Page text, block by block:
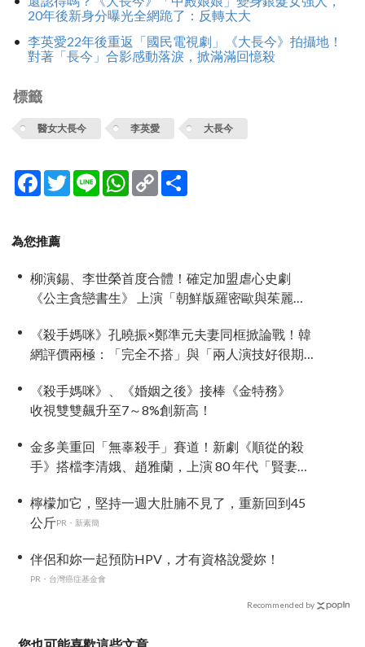
20年後新身分曝光全網跪了：反轉太大
李英愛22年後重返「國民電視劇」《大長今》拍攝地！
對著「長今」合影感動落淚，掀滿滿回憶殺
標籤
醫女大長今 李英愛 大長今
Facebook
TwitterLine WhatsApp
Copy
Link
為您推薦
柳演錫、李世榮首度合體！確定加盟虐心史劇
《公主貪戀書生》 上演「朝鮮版羅密歐與茱麗
《殺手媽咪》孔曉振×鄭準元夫妻同框掀論戰！韓
網評價兩極：「完全不搭」與「兩人演技好很期
《殺手媽咪》、《婚姻之後》接棒《金特務》
收視雙雙飆升至7～8%創新高！
金多美重回「無辜殺手」賽道！新劇《順從的殺
手》搭檔李清娥、趙雅蘭，上演 80 年代「賢妻良
檸檬加它，堅持一週大肚腩不見了，重新回到45
公斤PR・新素簡
伴侶和妳一起預防HPV，才有資格說愛妳！
PR・台灣癌症基金會
Recommended by